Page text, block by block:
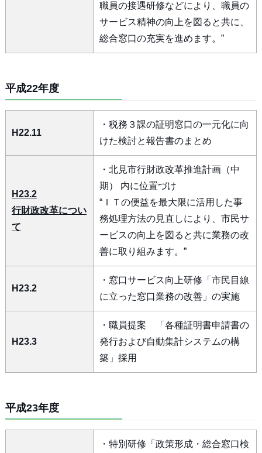
職員の接遇研修などにより、職員の
サービス精神の向上を図ると共に、
総合窓口の充実を進めます。”
平成22年度
H22.11
・税務３課の証明窓口の一元化に向
けた検討と報告書のまとめ
H23.2
行財政改革につい
て
・北見市行財政改革推進計画（中
期） 内に位置づけ
“ＩＴの便益を最大限に活用した事
務処理方法の見直しにより、市民サ
ービスの向上を図ると共に業務の改
善に取り組みます。”
H23.2
・窓口サービス向上研修「市民目線
に立った窓口業務の改善」の実施
H23.3
・職員提案 「各種証明書申請書の
発行および自動集計システムの構
築」採用
平成23年度
・特別研修「政策形成・総合窓口検